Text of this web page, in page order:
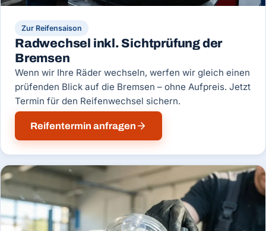
Zur Reifensaison
Radwechsel inkl. Sichtprüfung der
Bremsen
Wenn wir Ihre Räder wechseln, werfen wir gleich einen
prüfenden Blick auf die Bremsen – ohne Aufpreis. Jetzt
Termin für den Reifenwechsel sichern.
Reifentermin anfragen